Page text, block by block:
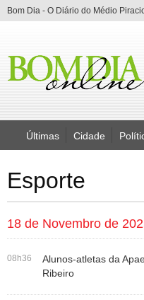
Bom Dia - O Diário do Médio
Últimas Cidade
Esporte
18 de Novembro de
08h36
Alunos-atletas da
Ribeiro